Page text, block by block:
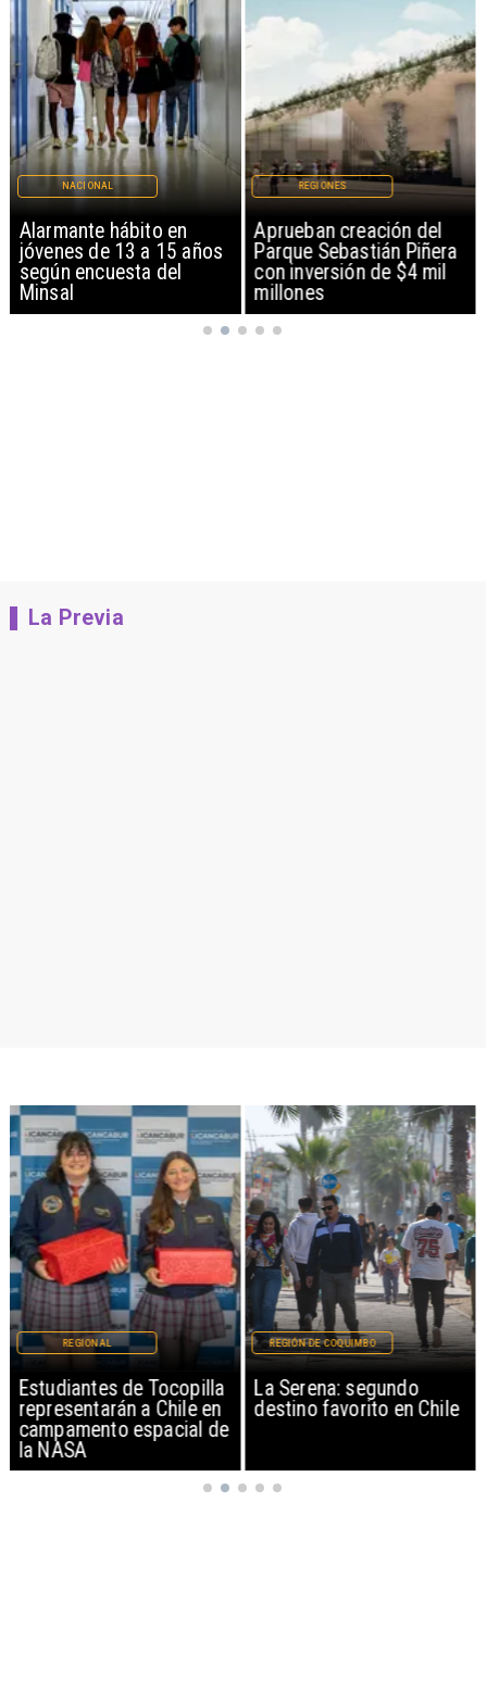
Alarmante hábito en
jóvenes de 13 a 15 años
según encuesta del
Minsal
NACIONAL
Aprueban creación del
Parque Sebastián Piñera
con inversión de $4 mil
millones
REGIONES
La Previa
Estudiantes de Tocopilla
representarán a Chile en
campamento espacial de
la NASA
REGIONAL
La Serena: segundo
destino favorito en Chile
REGIÓN DE COQUIMBO